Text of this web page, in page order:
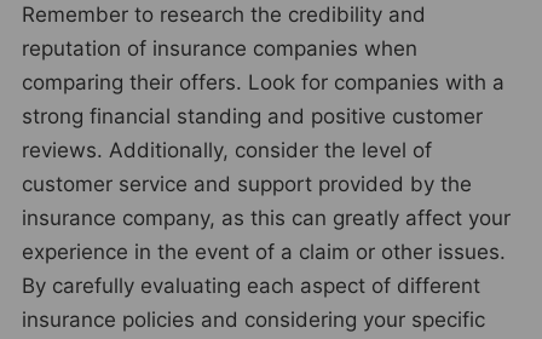
Remember to research the credibility and
reputation of insurance companies when
comparing their offers. Look for companies with a
strong financial standing and positive customer
reviews. Additionally, consider the level of
customer service and support provided by the
insurance company, as this can greatly affect your
experience in the event of a claim or other issues.
By carefully evaluating each aspect of different
insurance policies and considering your specific